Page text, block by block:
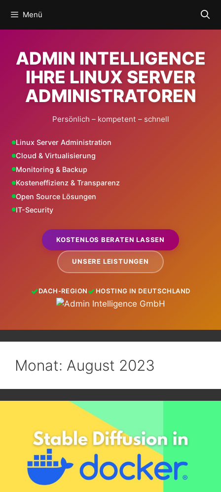
Inhalt
springen
Menü
ADMIN INTELLIGENCE
IHRE LINUX SERVER
ADMINISTRATOREN
Persönlich – kompetent – schnell
Linux Server Administration
Cloud & Virtualisierung
Monitoring & Backup
Kosteneffizienz & Transparenz
Open Source Lösungen
IT-Security
KOSTENLOS BERATEN LASSEN
UNSERE LEISTUNGEN
DACH-REGION HOSTING IN DEUTSCHLAND
Monat: August 2023